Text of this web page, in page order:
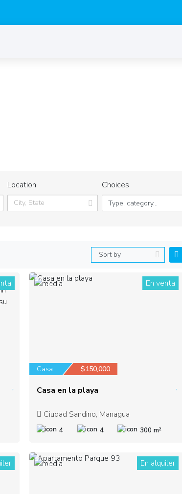
Location Choices
Type, category...
4 En venta
Casa $150,000
Casa en la playa
Ciudad Sandino, Managua
4 4 300 m²
3 En alquiler